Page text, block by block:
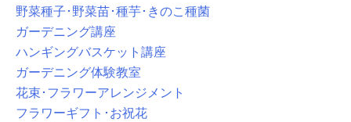
野菜種子･野菜苗･種芋･きのこ種菌
ガーデニング講座
ハンギングバスケット講座
ガーデニング体験教室
花束･フラワーアレンジメント
フラワーギフト･お祝花